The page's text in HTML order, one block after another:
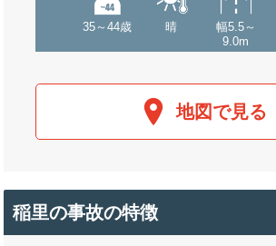
35～44歳 晴
幅5.5～
9.0m
地図で見る
稲里の事故の特徴